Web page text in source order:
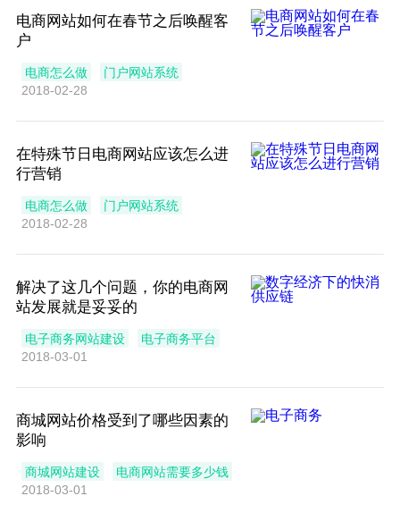
电商网站如何在春节之后唤醒客
户
电商怎么做
门户网站系统
2018-02-28
在特殊节日电商网站应该怎么进
行营销
电商怎么做
门户网站系统
2018-02-28
解决了这几个问题，你的电商网
站发展就是妥妥的
电子商务网站建设
电子商务平台
2018-03-01
商城网站价格受到了哪些因素的
影响
商城网站建设
电商网站需要多少钱
2018-03-01